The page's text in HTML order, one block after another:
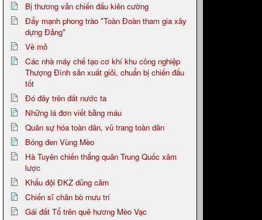
Bị thương vẫn chiến đấu kiên cường
Đẩy mạnh phong trào "Toàn Đoàn tham gia xây
dựng Đảng"
Về mỏ
Các nhà máy chế tạo cơ khí khu công nghiệp
Thượng Đình sản xuất giỏi, chuẩn bị chiến đấu
tốt
Đó đây trên đất nước ta
Những lá đơn viết bằng máu
Quân sự hóa toàn dân, vũ trang toàn dân
Bóng đen Vùng Mèo
Hà Tuyên chiến thắng quân Trung Quốc xâm
lược
Khẩu đội ĐKZ dũng cảm
Chiến sĩ chăn bò mưu trí
Gái đất Tổ trên quê hương Mèo Vạc